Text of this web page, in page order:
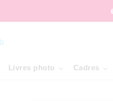
Livres photo Cadres